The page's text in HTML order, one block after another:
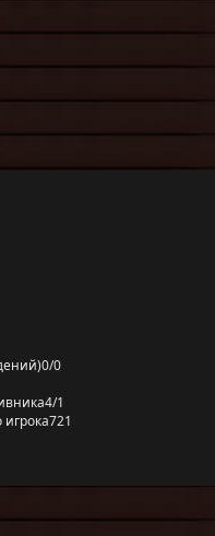
0/0
4/1
721